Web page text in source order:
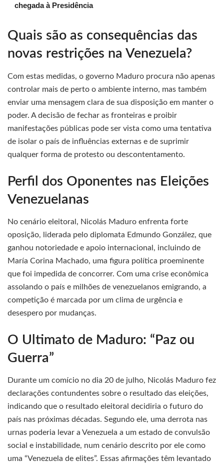
chegada à Presidência
Quais são as consequências das
novas restrições na Venezuela?
Com estas medidas, o governo Maduro procura não apenas
controlar mais de perto o ambiente interno, mas também
enviar uma mensagem clara de sua disposição em manter o
poder. A decisão de fechar as fronteiras e proibir
manifestações públicas pode ser vista como uma tentativa
de isolar o país de influências externas e de suprimir
qualquer forma de protesto ou descontentamento.
Perfil dos Oponentes nas Eleições
Venezuelanas
No cenário eleitoral, Nicolás Maduro enfrenta forte
oposição, liderada pelo diplomata Edmundo González, que
ganhou notoriedade e apoio internacional, incluindo de
María Corina Machado, uma figura política proeminente
que foi impedida de concorrer. Com uma crise econômica
assolando o país e milhões de venezuelanos emigrando, a
competição é marcada por um clima de urgência e
desespero por mudanças.
O Ultimato de Maduro: “Paz ou
Guerra”
Durante um comício no dia 20 de julho, Nicolás Maduro fez
declarações contundentes sobre o resultado das eleições,
indicando que o resultado eleitoral decidiria o futuro do
país nas próximas décadas. Segundo ele, uma derrota nas
urnas poderia levar a Venezuela a um estado de convulsão
social e instabilidade, num cenário descrito por ele como
uma “Venezuela de elites”. Essas afirmações têm levantado